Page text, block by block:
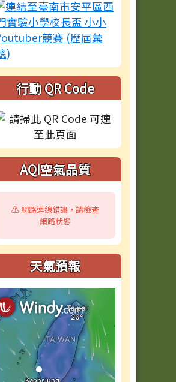
行動 QR Code
AQI空氣品質
⚠️ 網路連線錯誤，請檢查
網路狀態
天氣預報